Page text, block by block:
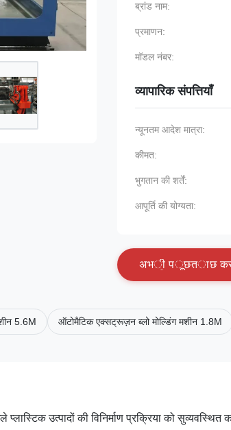
ब्रांड नाम:
प्रमाणन:
मॉडल नंबर:
व्यापारिक संपत्तियाँ
न्यूनतम आदेश मात्रा:
कीमत:
भुगतान की शर्तें:
आपूर्ति की योग्यता:
अभी पूछताछ क
5.6M ऑटोमैटिक एक्सट्रूज़न ब्लो मोल्डिंग मशीन 1.8M
उत्पादों की विनिर्माण प्रक्रिया को सुव्यवस्थित